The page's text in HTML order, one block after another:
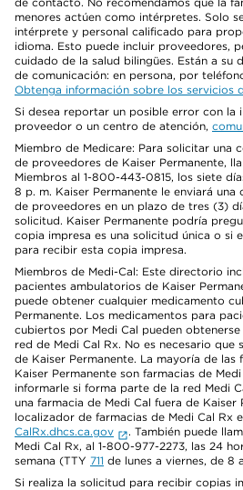
menores actúen como intérpretes. Solo
intérprete y personal calificado para
idioma. Esto puede incluir proveedores,
cuidado de la salud bilingües. Están a su
de comunicación: en persona, por
Obtenga información sobre los servicios
Si desea reportar un posible error con la
proveedor o un centro de atención,
Miembro de Medicare: Para solicitar una
de proveedores de Kaiser Permanente,
Miembros al 1-800-443-0815, los siete
8 p. m. Kaiser Permanente le enviará
de proveedores en un plazo de tres (3)
solicitud. Kaiser Permanente podría
copia impresa es una solicitud única o si
para recibir esta copia impresa.
Miembros de Medi-Cal: Este directorio
pacientes ambulatorios de Kaiser
puede obtener cualquier medicamento
Permanente. Los medicamentos para
cubiertos por Medi Cal pueden
red de Medi Cal Rx. No es necesario que
de Kaiser Permanente. La mayoría de las
Kaiser Permanente son farmacias de
informarle si forma parte de la red Medi
una farmacia de Medi Cal fuera de Kaiser
localizador de farmacias de Medi Cal Rx
CalRx.dhcs.ca.gov
. También puede
Medi Cal Rx, al 1-800-977-2273, las 24
semana (TTY 711 de lunes a viernes, de 8
Si realiza la solicitud para recibir copias